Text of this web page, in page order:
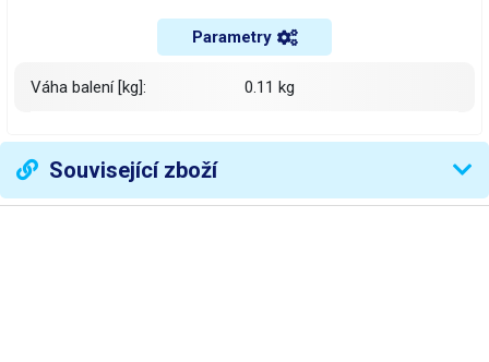
Parametry
Váha balení [kg]: 0.11 kg
Související zboží